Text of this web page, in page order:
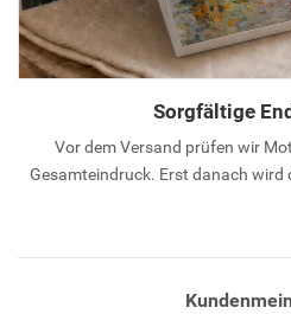
Sorgfältige
Vor dem Versand prüfen wir
Gesamteindruck. Erst danach wird